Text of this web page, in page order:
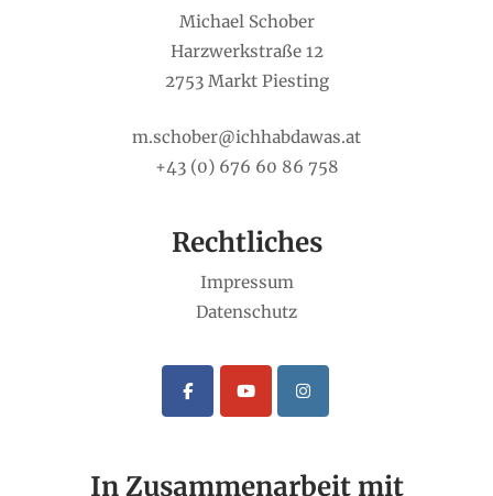
Michael Schober
Harzwerkstraße 12
2753 Markt Piesting
m.schober@ichhabdawas.at
+43 (0) 676 60 86 758
Rechtliches
Impressum
Datenschutz
In Zusammenarbeit mit